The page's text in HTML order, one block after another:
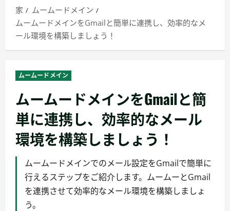
イ
マ
ニ
ュ
ー
家
ムームードメイン
ムームードメインをGmailと簡単に連携し、効率的なメ
ール環境を構築しましょう！
ムームードメイン
ムームードメインをGmailと簡
単に連携し、効率的なメール
環境を構築しましょう！
ムームードメインでのメール設定をGmailで簡単に
行えるステップをご紹介します。ムームーとGmail
を連携させて効率的なメール環境を構築しましょ
う。